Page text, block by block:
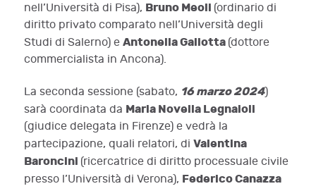
nell’Università di Pisa), Bruno Meoli (ordinario di
diritto privato comparato nell’Università degli
Studi di Salerno) e Antonella Gallotta (dottore
commercialista in Ancona).
La seconda sessione (sabato, 16 marzo 2024)
sarà coordinata da Maria Novella Legnaioli
(giudice delegata in Firenze) e vedrà la
partecipazione, quali relatori, di Valentina
Baroncini (ricercatrice di diritto processuale civile
presso l’Università di Verona), Federico Canazza